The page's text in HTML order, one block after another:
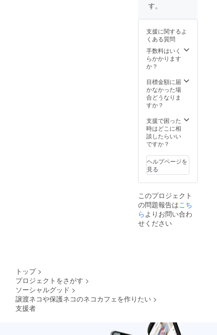
ド。／
ない方
にはネ
コマー
ク付き
タオル
と名付
けてい
ただい
たネコ
の写真
つきサ
ンクス
カード
す。
支援に関するよ
くある質問
手数料はいく
らかかります
か？
目標金額に届
かなかった場
合どうなりま
すか？
支援で困った
時はどこに相
談したらいい
ですか？
ヘルプページを
見る
このプロジェクト
の問題報告はこち
らよりお問い合わ
せください
トップ >
プロジェクトをさがす >
ソーシャルグッド >
譲渡ネコや保護ネコのネコカフェを作りたい >
支援者